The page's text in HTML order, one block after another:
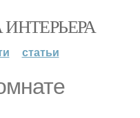
статьи